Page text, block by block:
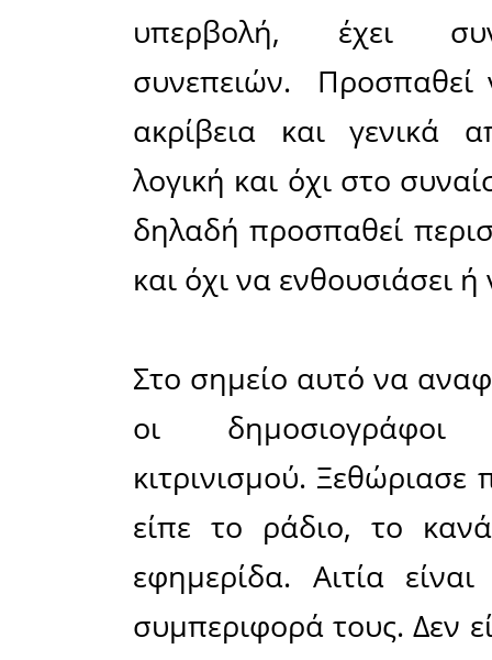
κοινής
έργο
το
την